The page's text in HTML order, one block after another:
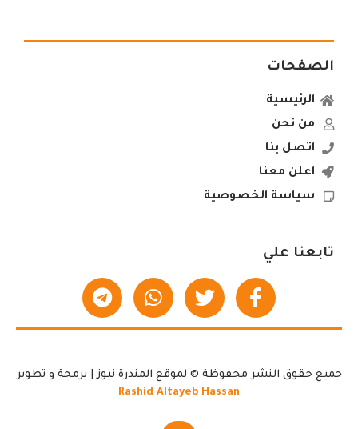
الصفحات
الرئيسية
من نحن
اتصل بنا
اعلن معنا
سياسة الخصوصية
تابعنا علي
جميع حقوق النشر محفوظة © لموقع المندرة نيوز | برمجة و تطوير
Rashid Altayeb Hassan